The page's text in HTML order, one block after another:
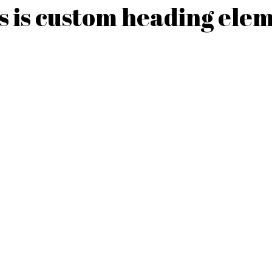
is custom heading